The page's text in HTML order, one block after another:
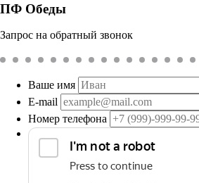
ПФ Обеды
Запрос на обратный звонок
Ваше имя
E-mail
Номер телефона